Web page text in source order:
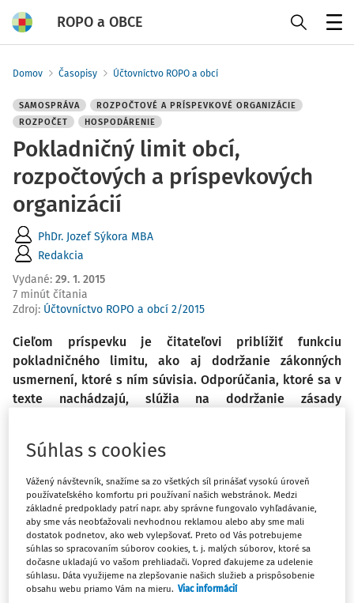
ROPO a OBCE
Domov Časopisy Účtovníctvo ROPO a obcí
SAMOSPRÁVA
ROZPOČTOVÉ A PRÍSPEVKOVÉ ORGANIZÁCIE
ROZPOČET
HOSPODÁRENIE
Pokladničný limit obcí,
rozpočtových a príspevkových
organizácií
PhDr. Jozef Sýkora MBA
Redakcia
Vydané: 29. 1. 2015
7 minút čítania
Zdroj: Účtovníctvo ROPO a obcí 2/2015
Cieľom príspevku je čitateľovi priblížiť funkciu
pokladničného limitu, ako aj dodržanie zákonných
usmernení, ktoré s ním súvisia. Odporúčania, ktoré sa v
texte nachádzajú, slúžia na dodržanie zásady
Limit pokladničnej hotovosti subjektov územnej
samosprávy toho času nestanovuje žiaden normatívny
právny akt. Jeho výška, ktorá sa odvíja od skutočných
pohybov v pokladnici, ako aj možného predvídania v
prípade potrieb dostatku finančnej hotovosti, je stanovená
na základe interného aktu, ktorý v podmienkach územnej
samosprávy tvorí smernica o pokladničnej agende,
Súhlas s cookies
Vážený návštevník, snažíme sa zo všetkých síl prinášať vysokú úroveň
používateľského komfortu pri používaní našich webstránok. Medzi
základné predpoklady patrí napr. aby správne fungovalo vyhľadávanie,
aby sme vás neobťažovali nevhodnou reklamou alebo aby sme mali
dostatok podnetov, ako web vylepšovať. Preto od Vás potrebujeme
súhlas so spracovaním súborov cookies, t. j. malých súborov, ktoré sa
dočasne ukladajú vo vašom prehliadači. Vopred ďakujeme za udelenie
súhlasu. Dáta využijeme na zlepšovanie našich služieb a prispôsobenie
obsahu webu priamo Vám na mieru. Viac informácií